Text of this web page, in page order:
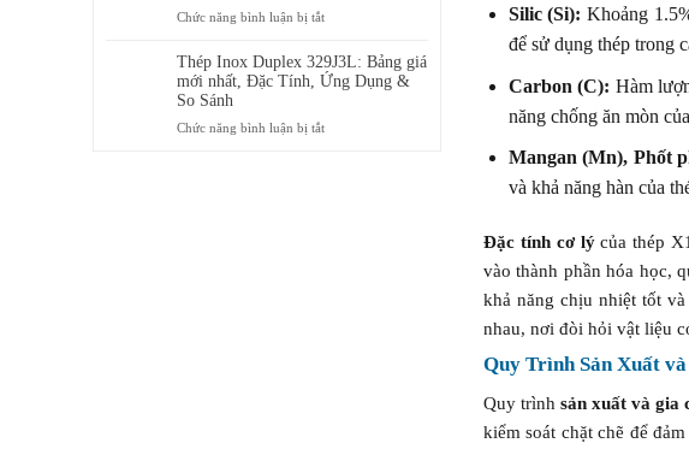
giá
nhất
Dụng
&
giá
Chức năng bình luận bị tắtở
Inox
Duplex
Thép Inox Duplex 329J3L: Bảng giá
mới nhất, Đặc Tính, Ứng Dụng &
So Sánh
Chức năng bình luận bị tắtở
Silic (Si): Khoảng
để sử dụng thép trong
Carbon (C): Hàm
năng chống ăn mòn
Mangan (Mn), Phốt
và khả năng hàn của
Đặc tính cơ lýcủa thép
vào thành phần hóa học,
khả năng chịu nhiệt tốt
nhau, nơi đòi hỏi vật liệu
Quy Trình Sản Xuất
Quy trìnhsản xuất và gia
kiểm soát chặt chẽ để